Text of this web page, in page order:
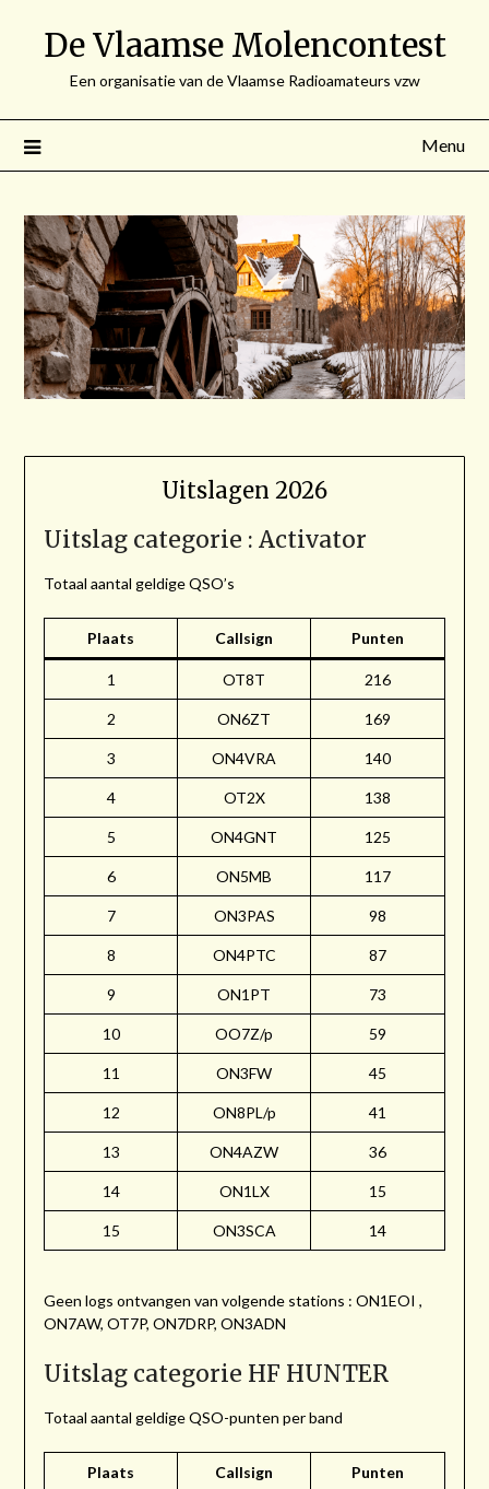
De Vlaamse Molencontest
Een organisatie van de Vlaamse Radioamateurs vzw
Menu
Uitslagen 2026
Uitslag categorie : Activator
Totaal aantal geldige QSO’s
Plaats Callsign Punten
1 OT8T 216
2 ON6ZT 169
3 ON4VRA 140
4 OT2X 138
5 ON4GNT 125
6 ON5MB 117
7 ON3PAS 98
8 ON4PTC 87
9 ON1PT 73
10 OO7Z/p 59
11 ON3FW 45
12 ON8PL/p 41
13 ON4AZW 36
14 ON1LX 15
15 ON3SCA 14
Geen logs ontvangen van volgende stations : ON1EOI ,
ON7AW, OT7P, ON7DRP, ON3ADN
Uitslag categorie HF HUNTER
Totaal aantal geldige QSO-punten per band
Plaats Callsign Punten